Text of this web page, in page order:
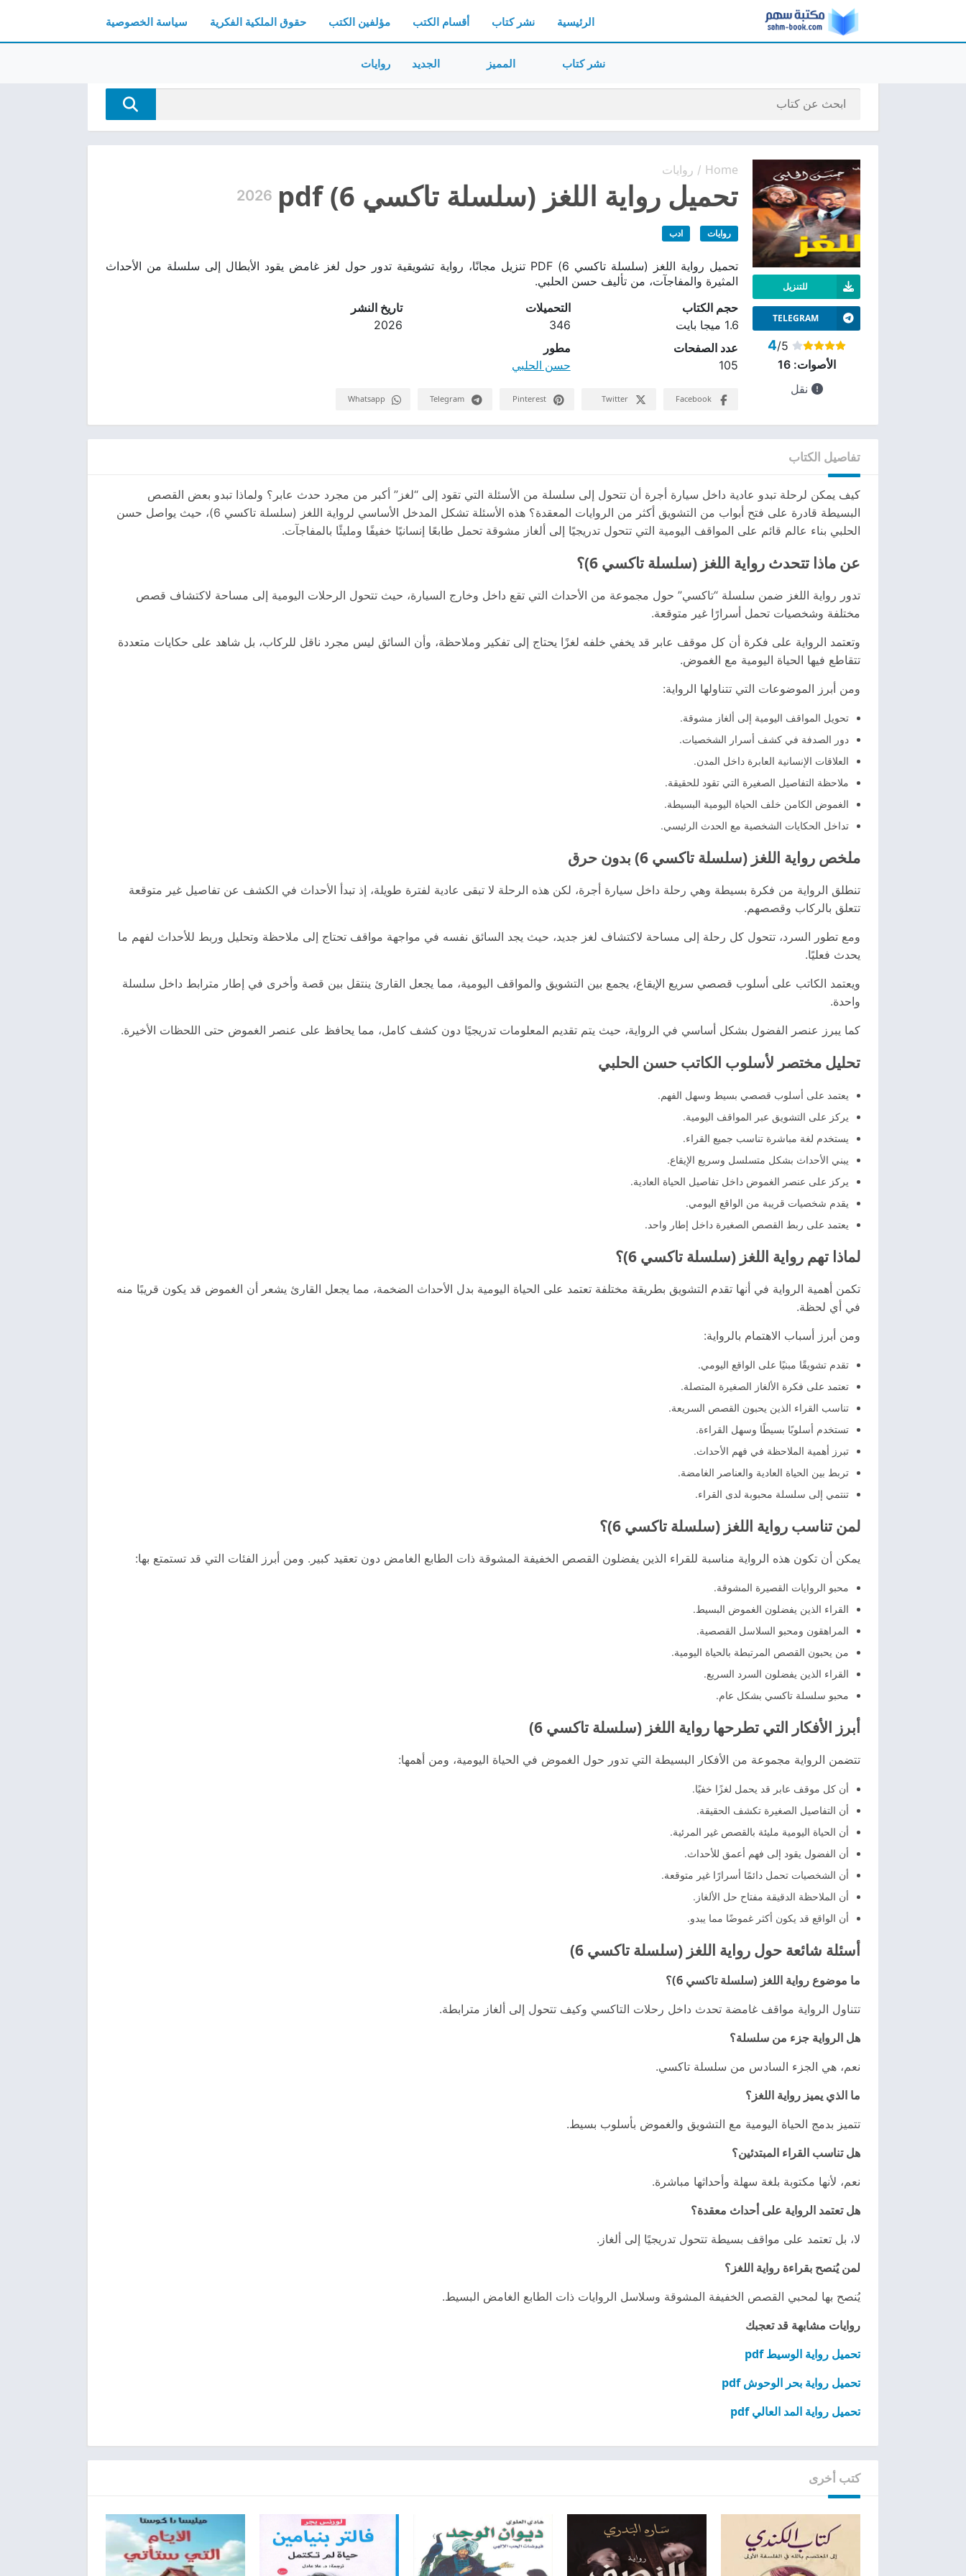
الرئيسية نشر كتاب أقسام الكتب مؤلفين الكتب حقوق الملكية الفكرية سياسة الخصوصية
نشر كتاب المميز الجديد روايات
Home
/ روايات
تحميل رواية اللغز (سلسلة تاكسي 6) pdf 2026
روايات ادب
تحميل رواية اللغز (سلسلة تاكسي 6) PDF تنزيل مجانًا، رواية تشويقية تدور حول لغز غامض يقود الأبطال إلى سلسلة من الأحداث
المثيرة والمفاجآت، من تأليف حسن الحلبي.
للتنزيل
TELEGRAM
4/5
الأصوات:16
نقل
حجم الكتاب
1.6 ميجا بايت
التحميلات
346
تاريخ النشر
2026
عدد الصفحات
105
مطور
حسن الحلبي
Facebook
Twitter
Pinterest
Telegram
Whatsapp
تفاصيل الكتاب
كيف يمكن لرحلة تبدو عادية داخل سيارة أجرة أن تتحول إلى سلسلة من الأسئلة التي تقود إلى “لغز” أكبر من مجرد حدث عابر؟ ولماذا تبدو بعض القصص
البسيطة قادرة على فتح أبواب من التشويق أكثر من الروايات المعقدة؟ هذه الأسئلة تشكل المدخل الأساسي لرواية اللغز (سلسلة تاكسي 6)، حيث يواصل حسن
الحلبي بناء عالم قائم على المواقف اليومية التي تتحول تدريجيًا إلى ألغاز مشوقة تحمل طابعًا إنسانيًا خفيفًا ومليئًا بالمفاجآت.
عن ماذا تتحدث رواية اللغز (سلسلة تاكسي 6)؟
تدور رواية اللغز ضمن سلسلة “تاكسي” حول مجموعة من الأحداث التي تقع داخل وخارج السيارة، حيث تتحول الرحلات اليومية إلى مساحة لاكتشاف قصص
مختلفة وشخصيات تحمل أسرارًا غير متوقعة.
وتعتمد الرواية على فكرة أن كل موقف عابر قد يخفي خلفه لغزًا يحتاج إلى تفكير وملاحظة، وأن السائق ليس مجرد ناقل للركاب، بل شاهد على حكايات متعددة
تتقاطع فيها الحياة اليومية مع الغموض.
ومن أبرز الموضوعات التي تتناولها الرواية:
تحويل المواقف اليومية إلى ألغاز مشوقة.
دور الصدفة في كشف أسرار الشخصيات.
العلاقات الإنسانية العابرة داخل المدن.
ملاحظة التفاصيل الصغيرة التي تقود للحقيقة.
الغموض الكامن خلف الحياة اليومية البسيطة.
تداخل الحكايات الشخصية مع الحدث الرئيسي.
ملخص رواية اللغز (سلسلة تاكسي 6) بدون حرق
تنطلق الرواية من فكرة بسيطة وهي رحلة داخل سيارة أجرة، لكن هذه الرحلة لا تبقى عادية لفترة طويلة، إذ تبدأ الأحداث في الكشف عن تفاصيل غير متوقعة
تتعلق بالركاب وقصصهم.
ومع تطور السرد، تتحول كل رحلة إلى مساحة لاكتشاف لغز جديد، حيث يجد السائق نفسه في مواجهة مواقف تحتاج إلى ملاحظة وتحليل وربط للأحداث لفهم ما
يحدث فعليًا.
ويعتمد الكاتب على أسلوب قصصي سريع الإيقاع، يجمع بين التشويق والمواقف اليومية، مما يجعل القارئ ينتقل بين قصة وأخرى في إطار مترابط داخل سلسلة
واحدة.
كما يبرز عنصر الفضول بشكل أساسي في الرواية، حيث يتم تقديم المعلومات تدريجيًا دون كشف كامل، مما يحافظ على عنصر الغموض حتى اللحظات الأخيرة.
تحليل مختصر لأسلوب الكاتب حسن الحلبي
يعتمد على أسلوب قصصي بسيط وسهل الفهم.
يركز على التشويق عبر المواقف اليومية.
يستخدم لغة مباشرة تناسب جميع القراء.
يبني الأحداث بشكل متسلسل وسريع الإيقاع.
يركز على عنصر الغموض داخل تفاصيل الحياة العادية.
يقدم شخصيات قريبة من الواقع اليومي.
يعتمد على ربط القصص الصغيرة داخل إطار واحد.
لماذا تهم رواية اللغز (سلسلة تاكسي 6)؟
تكمن أهمية الرواية في أنها تقدم التشويق بطريقة مختلفة تعتمد على الحياة اليومية بدل الأحداث الضخمة، مما يجعل القارئ يشعر أن الغموض قد يكون قريبًا منه
في أي لحظة.
ومن أبرز أسباب الاهتمام بالرواية:
تقدم تشويقًا مبنيًا على الواقع اليومي.
تعتمد على فكرة الألغاز الصغيرة المتصلة.
تناسب القراء الذين يحبون القصص السريعة.
تستخدم أسلوبًا بسيطًا وسهل القراءة.
تبرز أهمية الملاحظة في فهم الأحداث.
تربط بين الحياة العادية والعناصر الغامضة.
تنتمي إلى سلسلة محبوبة لدى القراء.
لمن تناسب رواية اللغز (سلسلة تاكسي 6)؟
يمكن أن تكون هذه الرواية مناسبة للقراء الذين يفضلون القصص الخفيفة المشوقة ذات الطابع الغامض دون تعقيد كبير. ومن أبرز الفئات التي قد تستمتع بها:
محبو الروايات القصيرة المشوقة.
القراء الذين يفضلون الغموض البسيط.
المراهقون ومحبو السلاسل القصصية.
من يحبون القصص المرتبطة بالحياة اليومية.
القراء الذين يفضلون السرد السريع.
محبو سلسلة تاكسي بشكل عام.
أبرز الأفكار التي تطرحها رواية اللغز (سلسلة تاكسي 6)
تتضمن الرواية مجموعة من الأفكار البسيطة التي تدور حول الغموض في الحياة اليومية، ومن أهمها:
أن كل موقف عابر قد يحمل لغزًا خفيًا.
أن التفاصيل الصغيرة تكشف الحقيقة.
أن الحياة اليومية مليئة بالقصص غير المرئية.
أن الفضول يقود إلى فهم أعمق للأحداث.
أن الشخصيات تحمل دائمًا أسرارًا غير متوقعة.
أن الملاحظة الدقيقة مفتاح حل الألغاز.
أن الواقع قد يكون أكثر غموضًا مما يبدو.
أسئلة شائعة حول رواية اللغز (سلسلة تاكسي 6)
ما موضوع رواية اللغز (سلسلة تاكسي 6)؟
تتناول الرواية مواقف غامضة تحدث داخل رحلات التاكسي وكيف تتحول إلى ألغاز مترابطة.
هل الرواية جزء من سلسلة؟
نعم، هي الجزء السادس من سلسلة تاكسي.
ما الذي يميز رواية اللغز؟
تتميز بدمج الحياة اليومية مع التشويق والغموض بأسلوب بسيط.
هل تناسب القراء المبتدئين؟
نعم، لأنها مكتوبة بلغة سهلة وأحداثها مباشرة.
هل تعتمد الرواية على أحداث معقدة؟
لا، بل تعتمد على مواقف بسيطة تتحول تدريجيًا إلى ألغاز.
لمن يُنصح بقراءة رواية اللغز؟
يُنصح بها لمحبي القصص الخفيفة المشوقة وسلاسل الروايات ذات الطابع الغامض البسيط.
روايات مشابهة قد تعجبك
تحميل رواية الوسيط pdf
تحميل رواية بحر الوحوش pdf
تحميل رواية المد العالي pdf
كتب أخرى